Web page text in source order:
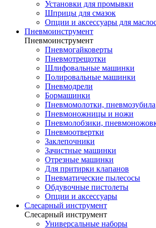
Установки для промывки
Шприцы для смазок
Опции и аксессуары для
Пневмоинструмент
Пневмоинструмент
Пневмогайковерты
Пневмотрещотки
Шлифовальные машинки
Полировальные машинки
Пневмодрели
Бормашинки
Пневмомолотки, пневмозубила
Пневмоножницы и ножи
Пневмолобзики,
Пневмоотвертки
Заклепочники
Зачистные машинки
Отрезные машинки
Для притирки клапанов
Пневматические пылесосы
Обдувочные пистолеты
Опции и аксессуары
Слесарный инструмент
Слесарный инструмент
Универсальные наборы